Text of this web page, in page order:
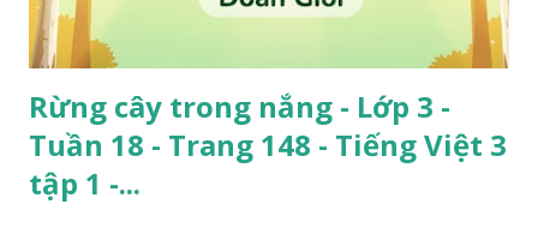
Rừng cây trong nắng - Lớp 3 -
Tuần 18 - Trang 148 - Tiếng Việt 3
tập 1 -...